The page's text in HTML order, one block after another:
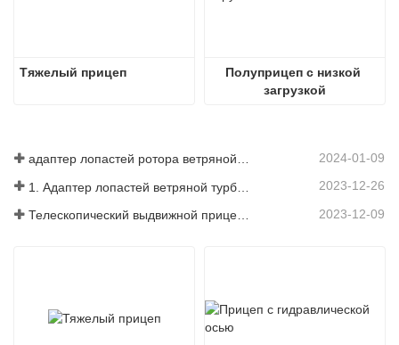
Тяжелый прицеп
Полуприцеп с низкой
загрузкой
адаптер лопастей ротора ветряной мельницы 2024-01-09
2023-12-26
2023-12-09